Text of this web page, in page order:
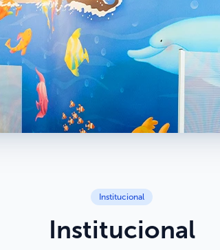
Institucional
Institucional